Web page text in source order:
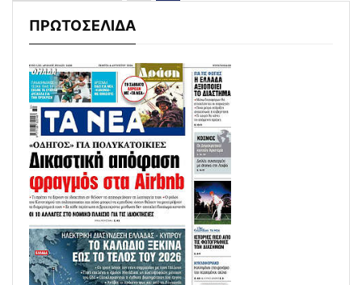
ΠΡΩΤΟΣΕΛΙΔΑ